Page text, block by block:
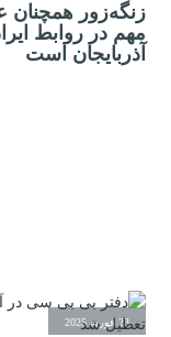
زنگه‌زور همچنان
مهم در روابط
آذربایجان است
23 فوریه 2025